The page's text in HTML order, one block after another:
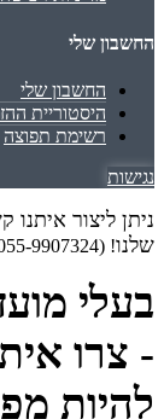
החשבון שלי
החשבון שלי
היסטוריית
רשימת תפוצה
נגישות
ניתן ליצור
שלנו! (055-9907324)
בעלי
- צרו
להיות